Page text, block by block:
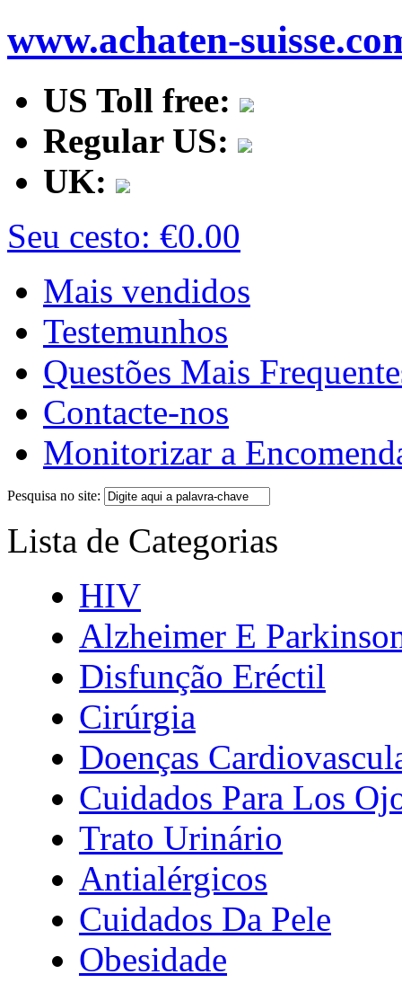
www.achaten-
US Toll free:
Regular US:
UK:
Seu cesto: €0.00
Mais vendidos
Testemunhos
Questões Mais
Contacte-nos
Monitorizar a
Pesquisa no site:
Lista de Categorias
HIV
Alzheimer E
Disfunção Eréctil
Cirúrgia
Doenças
Cuidados Para Los
Trato Urinário
Antialérgicos
Cuidados Da Pele
Obesidade